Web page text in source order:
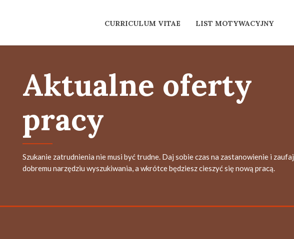
CURRICULUM VITAE LIST MOTYWACYJNY
Aktualne oferty
pracy
Szukanie zatrudnienia nie musi być trudne. Daj sobie czas na zastanowienie i zaufaj
dobremu narzędziu wyszukiwania, a wkrótce będziesz cieszyć się nową pracą.